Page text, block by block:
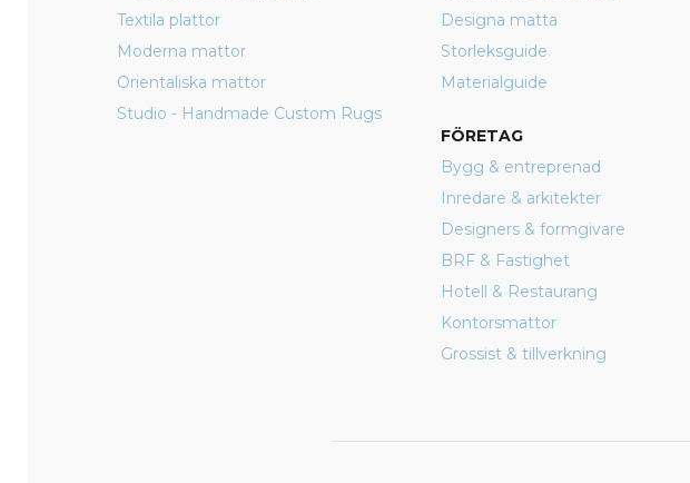
Textila plattor
Moderna mattor
Orientaliska mattor
Studio - Handmade Custom Rugs
Designa matta
Storleksguide
Materialguide
FÖRETAG
Bygg & entreprenad
Inredare & arkitekter
Designers & formgivare
BRF & Fastighet
Hotell & Restaurang
Kontorsmattor
Grossist & tillverkning